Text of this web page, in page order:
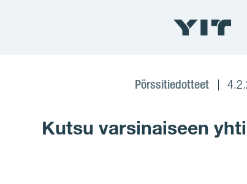
Pörssitiedotteet
Kutsu varsinaiseen